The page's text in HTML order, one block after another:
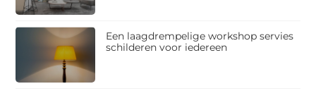
Een laagdrempelige workshop servies
schilderen voor iedereen